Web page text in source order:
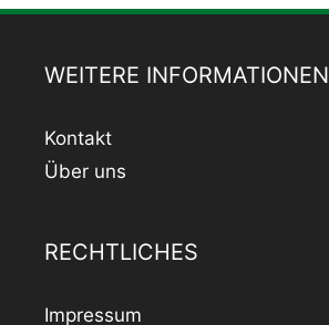
WEITERE INFORMATIONEN
Kontakt
Über uns
RECHTLICHES
Impressum